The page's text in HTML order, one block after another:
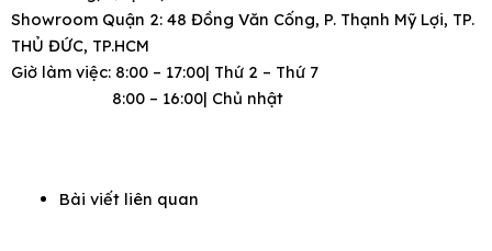
Showroom Quận 2: 48 Đồng Văn Cống, P. Thạnh Mỹ Lợi, TP.
THỦ ĐỨC, TP.HCM
Giờ làm việc: 8:00 – 17:00| Thứ 2 – Thứ 7
8:00 – 16:00| Chủ nhật
Bài viết liên quan